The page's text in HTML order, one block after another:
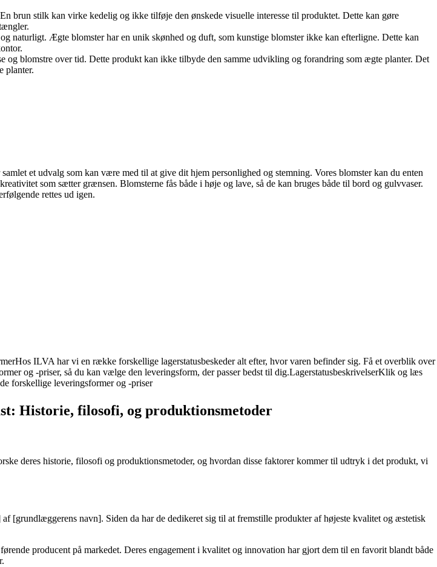
brun stilk kan virke kedelig og ikke tilføje den ønskede visuelle interesse til produktet. Dette kan gøre
naturligt. Ægte blomster har en unik skønhed og duft, som kunstige blomster ikke kan efterligne. Dette kan
og blomstre over tid. Dette produkt kan ikke tilbyde den samme udvikling og forandring som ægte planter. Det
planter.
et udvalg som kan være med til at give dit hjem personlighed og stemning. Vores blomster kan du enten
som sætter grænsen. Blomsterne fås både i høje og lave, så de kan bruges både til bord og gulvvaser.
rettes ud igen.
ILVA har vi en række forskellige lagerstatusbeskeder alt efter, hvor varen befinder sig. Få et overblik over
og -priser, så du kan vælge den leveringsform, der passer bedst til dig.LagerstatusbeskrivelserKlik og læs
forskellige leveringsformer og -priser
Historie, filosofi, og produktionsmetoder
deres historie, filosofi og produktionsmetoder, og hvordan disse faktorer kommer til udtryk i det produkt, vi
[grundlæggerens navn]. Siden da har de dedikeret sig til at fremstille produkter af højeste kvalitet og æstetisk
producent på markedet. Deres engagement i kvalitet og innovation har gjort dem til en favorit blandt både